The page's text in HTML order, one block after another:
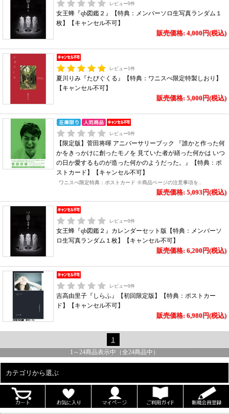
レビュー0件
女王蜂『qb図鑑２』【特典：メンバーソロ生写真ランダム１
枚】【キャンセル不可】
販売価格: 4,000円(税込)
レビュー1件
夏川りみ『たびぐくる』【特典：ワニスぺ限定特製しおり】
【キャンセル不可】
販売価格: 5,000円(税込)
レビュー0件
【限定版】菅田将暉 アニバーサリーブック 『誰かと作った何
かをきっかけに創ったモノを 見ていた者が繕った何かは いつ
の日か愛するものが造った何かのようだった。』【特典：ポ
ストカード】【キャンセル不可】
ワニスぺ限定特典：ポストカード ※商品ページの注意事項を..
販売価格: 5,093円(税込)
レビュー0件
女王蜂『qb図鑑２』カレンダーセット版【特典：メンバーソ
ロ生写真ランダム１枚】【キャンセル不可】
販売価格: 6,200円(税込)
レビュー0件
吉高由里子『しらふ』【初回限定版】【特典：ポストカー
ド】【キャンセル不可】
販売価格: 6,980円(税込)
1
1 ～ 24商品表示中（全24商品中）
カテゴリから選ぶ
ALL
男性写真集